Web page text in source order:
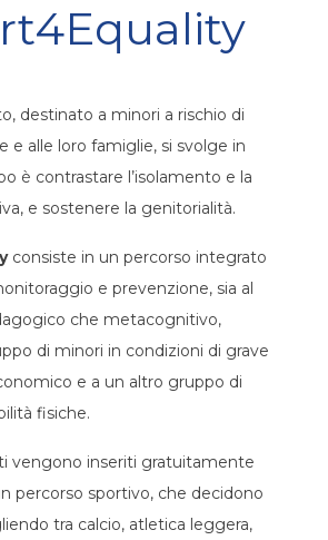
destinato a minori a rischio di
e alle loro famiglie, si svolge in
è contrastare l’isolamento e la
e sostenere la genitorialità.
consiste in un percorso integrato
e prevenzione, sia al
che metacognitivo,
di minori in condizioni di grave
e a un altro gruppo di
fisiche.
vengono inseriti gratuitamente
percorso sportivo, che decidono
tra calcio, atletica leggera,